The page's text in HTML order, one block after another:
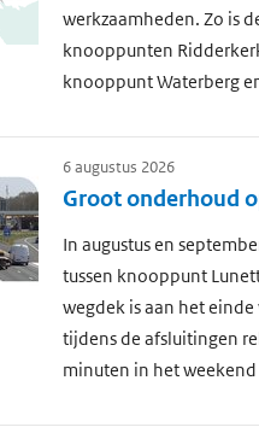
werkzaamheden. Zo is
knooppunten
knooppunt Waterberg
Groot onderhoud
6 augustus 2026
In augustus en
tussen knooppunt
wegdek is aan het
tijdens de afsluitingen
minuten in het